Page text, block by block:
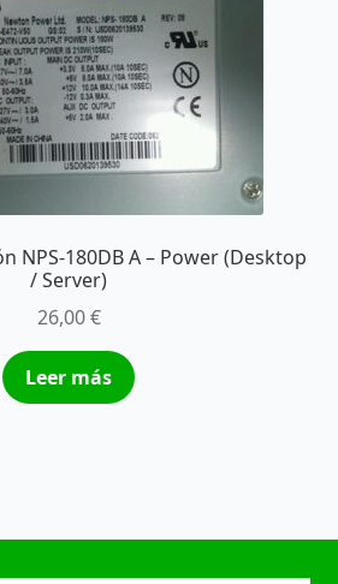
NPS-180DB A – Power (Desktop
/ Server)
26,00€
Leer más